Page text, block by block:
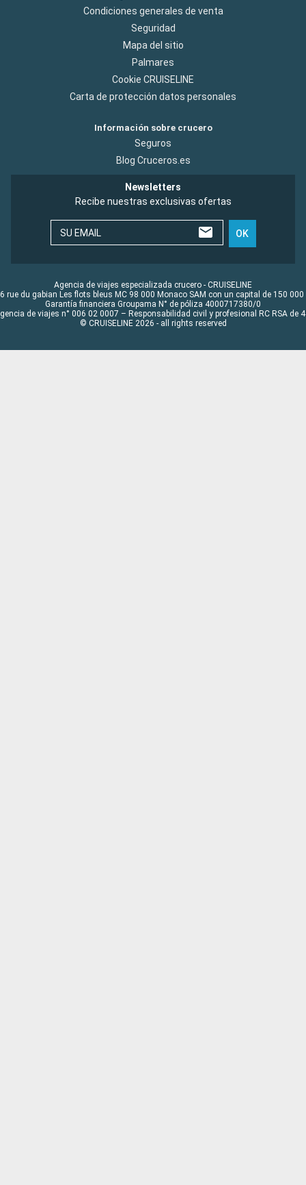
Condiciones generales de venta
Seguridad
Mapa del sitio
Palmares
Cookie CRUISELINE
Carta de protección datos personales
Información sobre crucero
Seguros
Blog Cruceros.es
Newsletters
Recibe nuestras exclusivas ofertas
SU EMAIL OK
Agencia de viajes especializada crucero - CRUISELINE
rue du gabian Les flots bleus MC 98 000 Monaco SAM con un capital de 150 000
Garantía financiera Groupama N° de póliza 4000717380/0
de viajes n° 006 02 0007 – Responsabilidad civil y profesional RC RSA de
© CRUISELINE 2026 - all rights reserved